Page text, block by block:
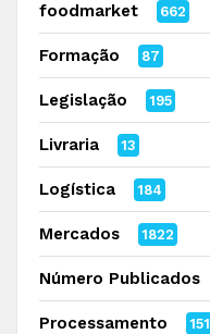
foodmarket 662
Formação 87
Legislação 195
Livraria 13
Logística 184
Mercados 1822
Número Publicados
Processamento 151